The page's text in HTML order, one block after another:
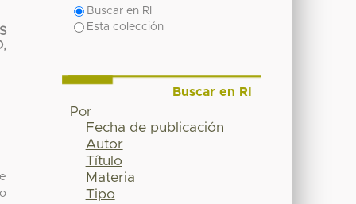
Buscar en RI
Esta colección
Buscar en RI
Por
Fecha de publicación
Autor
Título
Materia
Tipo